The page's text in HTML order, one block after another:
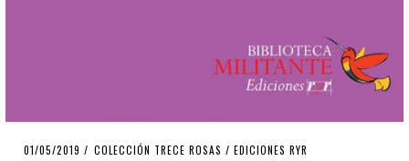
POSTED
01/05/2019 28/12/2019
COLECCIÓN TRECE ROSAS / EDICIONES RYR